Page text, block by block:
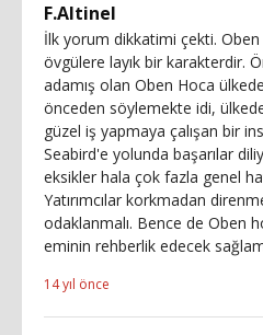
F.Altinel
İlk yorum dikkatimi çekti. Oben
övgülere layık bir karakterdir.
adamış olan Oben Hoca
önceden söylemekte idi,
güzel iş yapmaya çalışan bir
Seabird'e yolunda başarılar
eksikler hala çok fazla genel
Yatırımcılar korkmadan
odaklanmalı. Bence de Oben
eminin rehberlik edecek
14 yıl önce